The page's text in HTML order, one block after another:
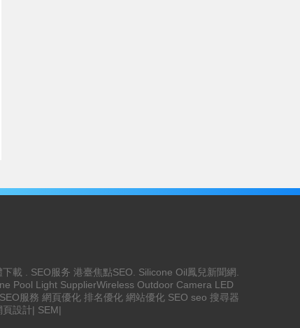
下載 SEO服务 港臺焦點SEO Silicone Oil 鳳兒新聞網
Pool Light SupplierWireless Outdoor Camera LED
SEO服務 網頁優化 排名優化 網站優化 SEO seo 搜尋器
頁設計| SEM|